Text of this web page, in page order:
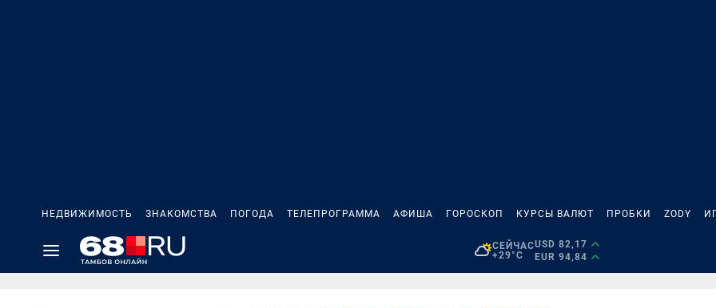
НЕДВИЖИМОСТЬ ЗНАКОМСТВА ПОГОДА ТЕЛЕПРОГРАММА АФИША ГОРОСКОП КУРСЫ ВАЛЮТ ПРОБКИ ZODY
СЕЙЧАС
+29°C
USD 82,17
EUR 94,84